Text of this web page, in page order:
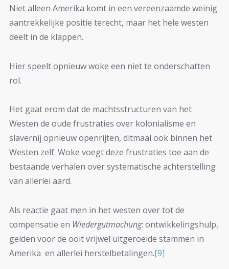
Niet alleen Amerika komt in een vereenzaamde weinig
aantrekkelijke positie terecht, maar het hele westen
deelt in de klappen.
Hier speelt opnieuw woke een niet te onderschatten
rol.
Het gaat erom dat de machtsstructuren van het
Westen de oude frustraties over kolonialisme en
slavernij opnieuw openrijten, ditmaal ook binnen het
Westen zelf. Woke voegt deze frustraties toe aan de
bestaande verhalen over systematische achterstelling
van allerlei aard.
Als reactie gaat men in het westen over tot de
compensatie en Wiedergutmachung: ontwikkelingshulp,
gelden voor de ooit vrijwel uitgeroeide stammen in
Amerika en allerlei herstelbetalingen.[9]